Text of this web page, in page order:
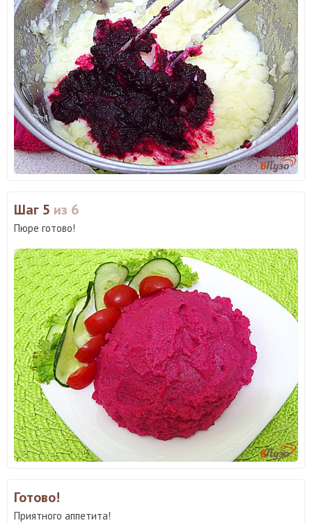
Шаг 5 из 6
Пюре готово!
Готово!
Приятного аппетита!